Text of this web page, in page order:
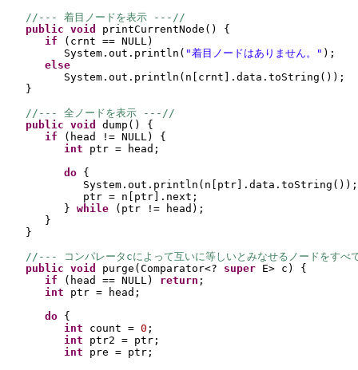
//--- 着目ノードを表示 ---//
public void printCurrentNode () {
if
( crnt == NULL )
System.out.println ( "着目ノードはありません。" ) ;
else
System.out.println ( n crnt .data.toString ()) ;
}
//--- 全ノードを表示 ---//
public void dump () {
if
( head != NULL ) {
int ptr = head;
do {
System.out.println ( n ptr .data.toString ()) ;
ptr = n
ptr
.next;
} while ( ptr != head ) ;
}
}
//--- コンパレータcによって互いに等しいとみなせるノードをす
public void purge ( Comparator<? super E> c ) {
if
( head == NULL ) return ;
int ptr = head;
do {
int count = 0 ;
int ptr2 = ptr;
int pre = ptr;